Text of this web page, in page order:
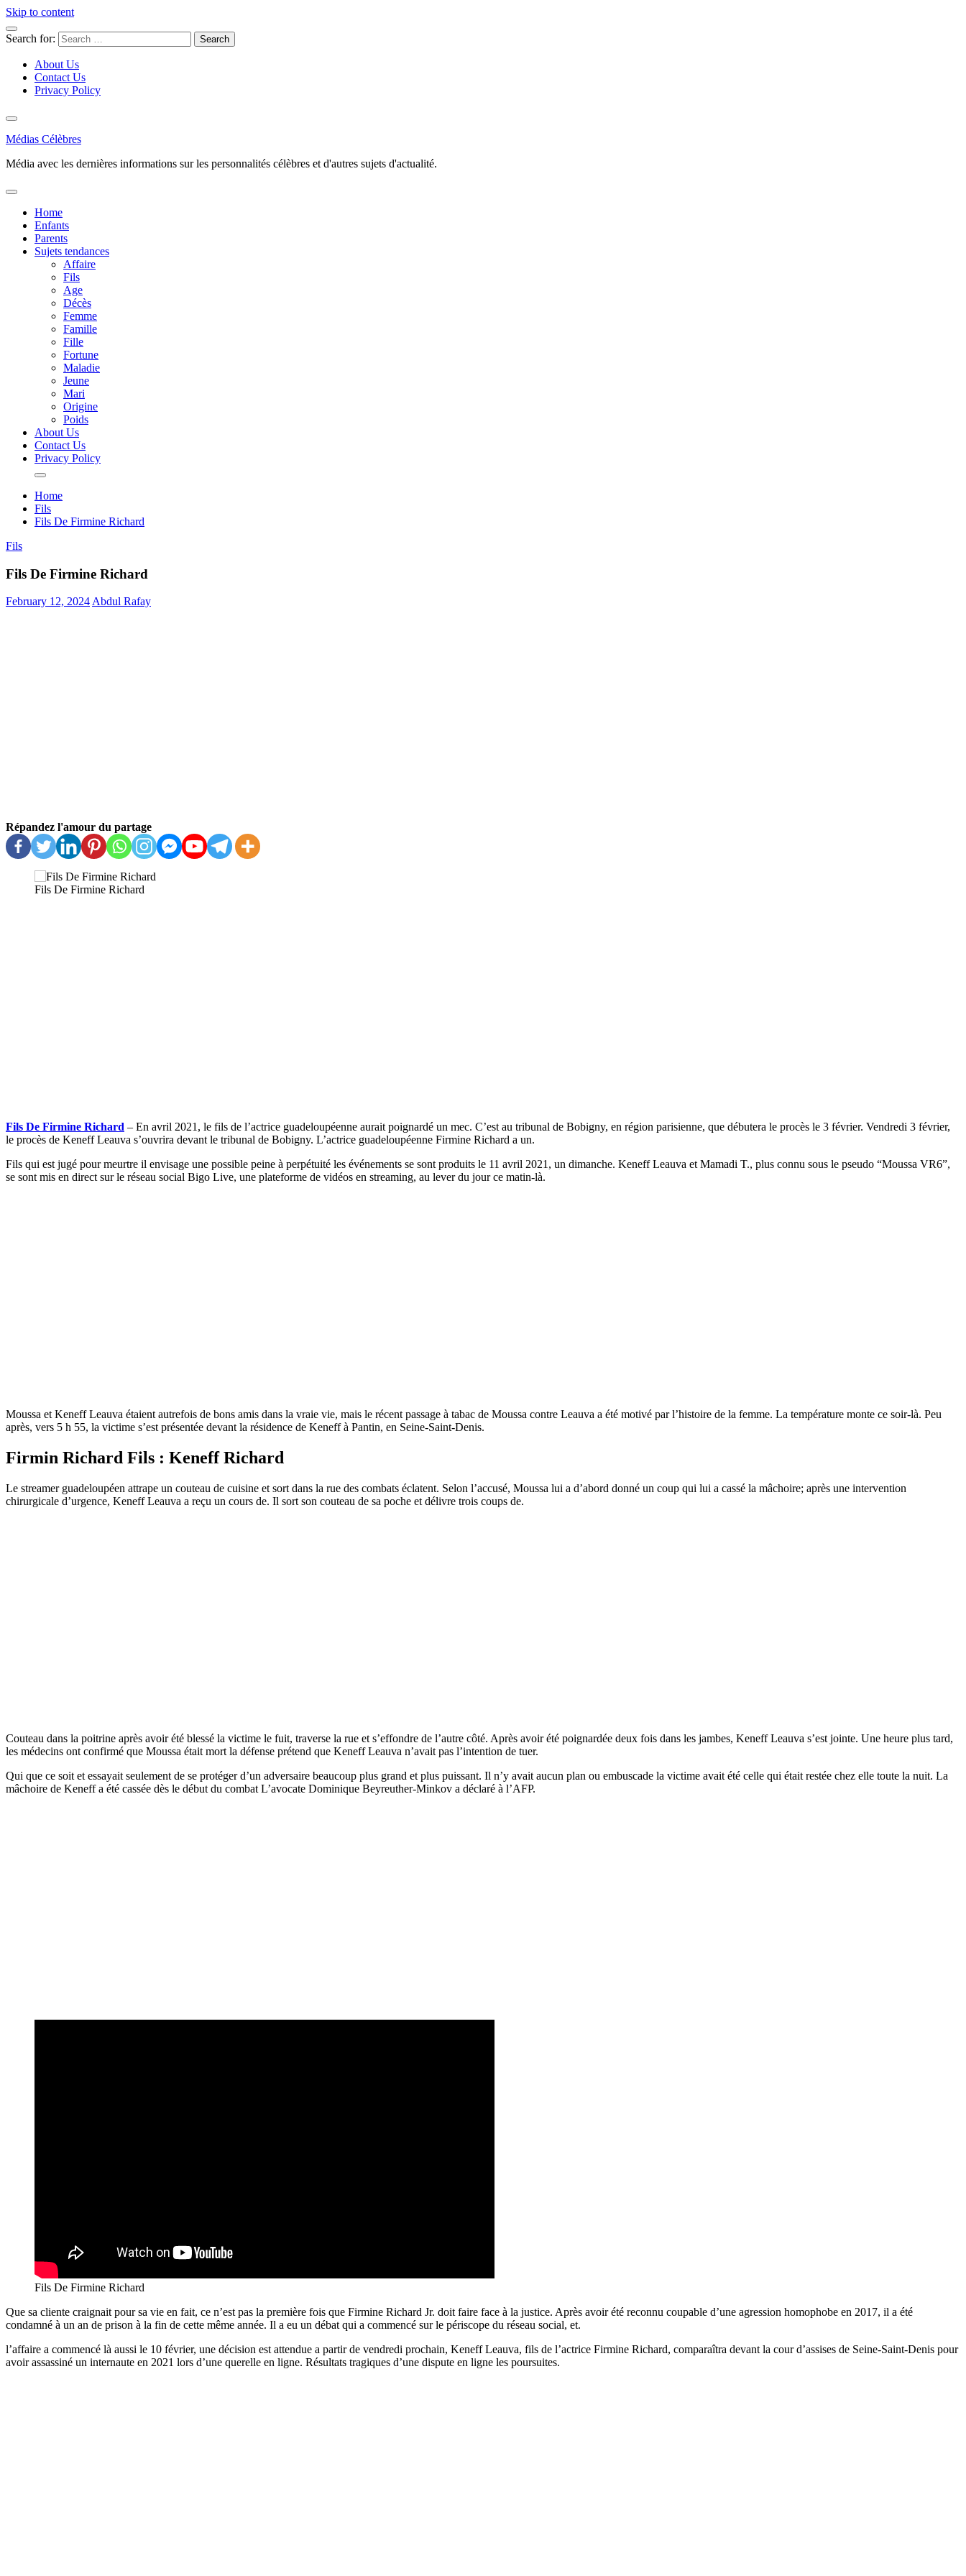
Skip to content
Search for:
About Us
Contact Us
Privacy Policy
Médias Célèbres
Média avec les dernières informations sur les personnalités célèbres et d'autres sujets d'actualité.
Home
Enfants
Parents
Sujets tendances
Affaire
Fils
Age
Décès
Femme
Famille
Fille
Fortune
Maladie
Jeune
Mari
Origine
Poids
About Us
Contact Us
Privacy Policy
Home
Fils
Fils De Firmine Richard
Fils
Fils De Firmine Richard
February 12, 2024Abdul Rafay
Répandez l'amour du partage
Fils De Firmine Richard
Fils De Firmine Richard – En avril 2021, le fils de l’actrice guadeloupéenne aurait poignardé un mec. C’est au tribunal de Bobigny, en région parisienne, que débutera le procès le 3 février. Vendredi 3 février,
le procès de Keneff Leauva s’ouvrira devant le tribunal de Bobigny. L’actrice guadeloupéenne Firmine Richard a un.
Fils qui est jugé pour meurtre il envisage une possible peine à perpétuité les événements se sont produits le 11 avril 2021, un dimanche. Keneff Leauva et Mamadi T., plus connu sous le pseudo “Moussa VR6”,
se sont mis en direct sur le réseau social Bigo Live, une plateforme de vidéos en streaming, au lever du jour ce matin-là.
Moussa et Keneff Leauva étaient autrefois de bons amis dans la vraie vie, mais le récent passage à tabac de Moussa contre Leauva a été motivé par l’histoire de la femme. La température monte ce soir-là. Peu
après, vers 5 h 55, la victime s’est présentée devant la résidence de Keneff à Pantin, en Seine-Saint-Denis.
Firmin Richard Fils : Keneff Richard
Le streamer guadeloupéen attrape un couteau de cuisine et sort dans la rue des combats éclatent. Selon l’accusé, Moussa lui a d’abord donné un coup qui lui a cassé la mâchoire; après une intervention
chirurgicale d’urgence, Keneff Leauva a reçu un cours de. Il sort son couteau de sa poche et délivre trois coups de.
Couteau dans la poitrine après avoir été blessé la victime le fuit, traverse la rue et s’effondre de l’autre côté. Après avoir été poignardée deux fois dans les jambes, Keneff Leauva s’est jointe. Une heure plus tard,
les médecins ont confirmé que Moussa était mort la défense prétend que Keneff Leauva n’avait pas l’intention de tuer.
Qui que ce soit et essayait seulement de se protéger d’un adversaire beaucoup plus grand et plus puissant. Il n’y avait aucun plan ou embuscade la victime avait été celle qui était restée chez elle toute la nuit. La
mâchoire de Keneff a été cassée dès le début du combat L’avocate Dominique Beyreuther-Minkov a déclaré à l’AFP.
Fils De Firmine Richard
Que sa cliente craignait pour sa vie en fait, ce n’est pas la première fois que Firmine Richard Jr. doit faire face à la justice. Après avoir été reconnu coupable d’une agression homophobe en 2017, il a été
condamné à un an de prison à la fin de cette même année. Il a eu un débat qui a commencé sur le périscope du réseau social, et.
l’affaire a commencé là aussi le 10 février, une décision est attendue a partir de vendredi prochain, Keneff Leauva, fils de l’actrice Firmine Richard, comparaîtra devant la cour d’assises de Seine-Saint-Denis pour
avoir assassiné un internaute en 2021 lors d’une querelle en ligne. Résultats tragiques d’une dispute en ligne les poursuites.